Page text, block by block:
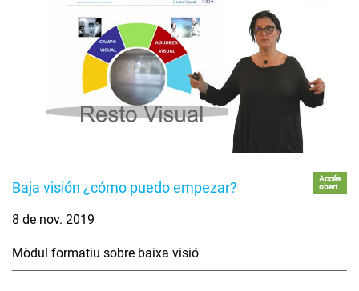
Baja visión ¿cómo puedo empezar?
Accés
obert
8 de nov. 2019
Mòdul formatiu sobre baixa visió